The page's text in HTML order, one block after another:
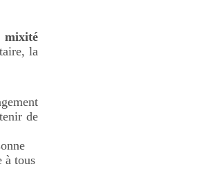
mixité
la
de
à tous